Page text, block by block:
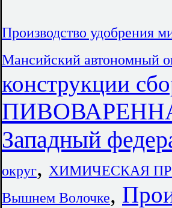
Производство удобрения
Мансийский автономный
конструкции
Западный
округ, ХИМИЧЕСКАЯ
Вышнем Волочке,